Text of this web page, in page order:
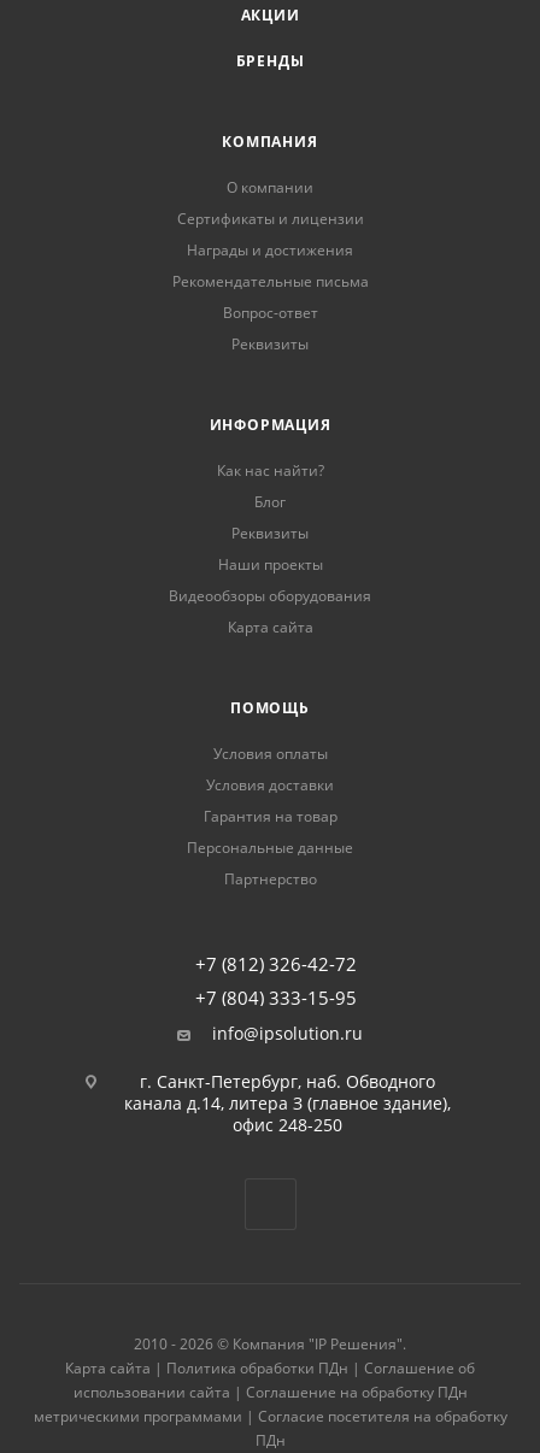
АКЦИИ
БРЕНДЫ
КОМПАНИЯ
О компании
Сертификаты и лицензии
Награды и достижения
Рекомендательные письма
Вопрос-ответ
Реквизиты
ИНФОРМАЦИЯ
Как нас найти?
Блог
Реквизиты
Наши проекты
Видеообзоры оборудования
Карта сайта
ПОМОЩЬ
Условия оплаты
Условия доставки
Гарантия на товар
Персональные данные
Партнерство
+7 (812) 326-42-72
+7 (804) 333-15-95
info@ipsolution.ru
г. Санкт-Петербург, наб. Обводного
канала д.14, литера З (главное здание),
офис 248-250
2010 - 2026 © Компания "IP Решения".
Карта сайта | Политика обработки ПДн | Соглашение об
использовании сайта | Соглашение на обработку ПДн
метрическими программами | Согласие посетителя на обработку
ПДн